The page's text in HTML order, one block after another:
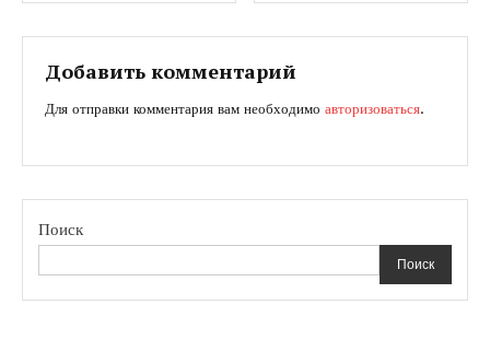
по
записям
Добавить комментарий
Для отправки комментария вам необходимо авторизоваться.
Поиск
Поиск